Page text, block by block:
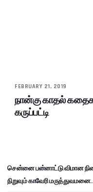
FEBRUARY 21, 2019
நான்கு காதல்
கருப்பட்டி
சென்னை பன்னாட்டு விமான
நிறுவும் காவேரி